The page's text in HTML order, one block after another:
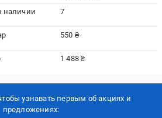
наличии
7
550 ₴
1 488 ₴
узнавать первым об акцияx и
предложениях: